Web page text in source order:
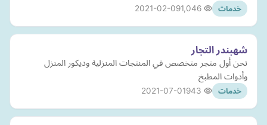
خدمات 2021-02-09
شهبندر التجار
نحن أول متجر متخصص في المنتجات المنزلية وديكور المنزل
وأدوات المطبخ
خدمات 2021-07-01